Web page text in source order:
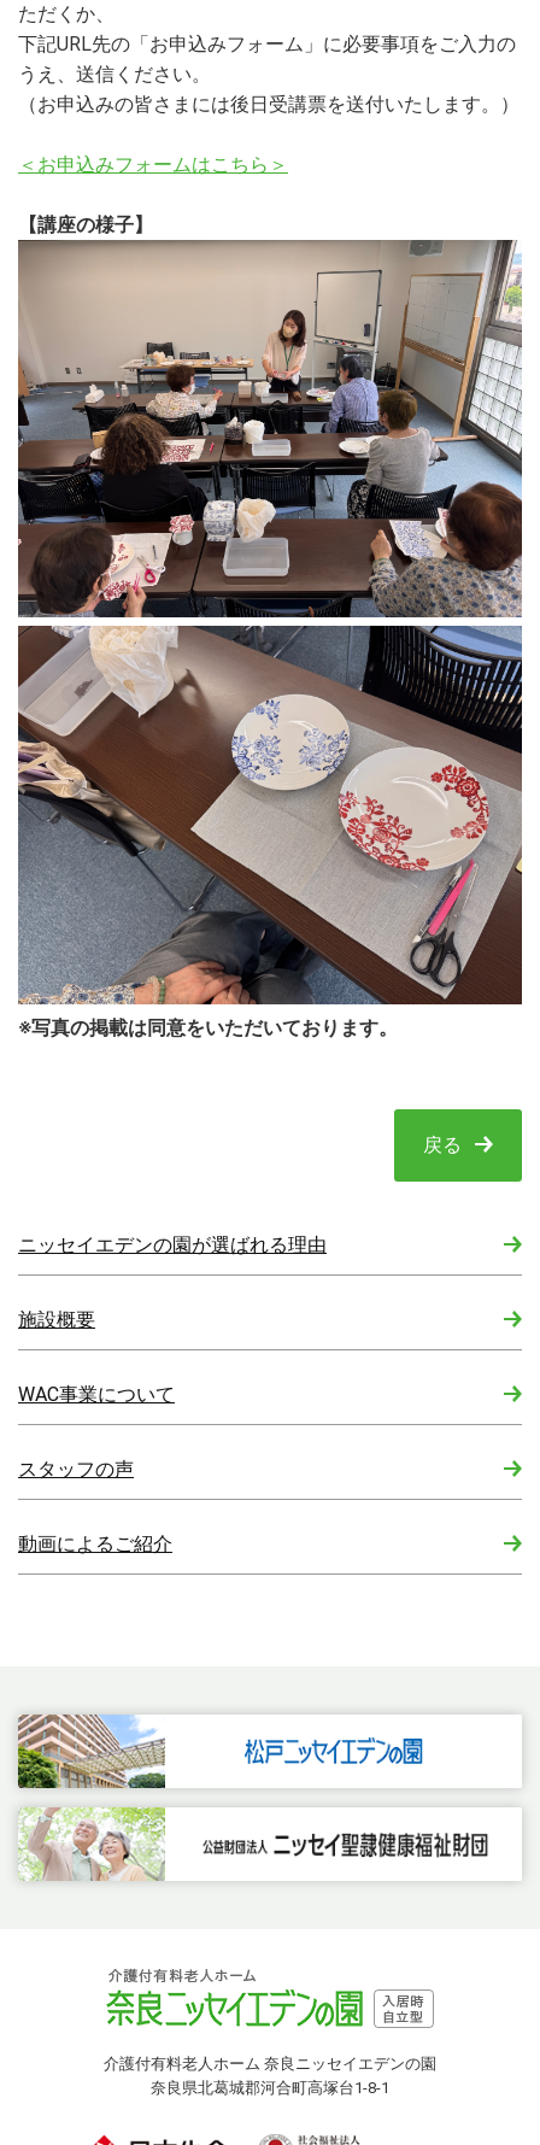
ただくか、
下記URL先の「お申込みフォーム」に必要事項をご入力の
うえ、送信ください。
（お申込みの皆さまには後日受講票を送付いたします。）
＜お申込みフォームはこちら＞
【講座の様子】
※写真の掲載は同意をいただいております。
戻る
ニッセイエデンの園が選ばれる理由
施設概要
WAC事業について
スタッフの声
動画によるご紹介
介護付有料老人ホーム 奈良ニッセイエデンの園
奈良県北葛城郡河合町高塚台1-8-1